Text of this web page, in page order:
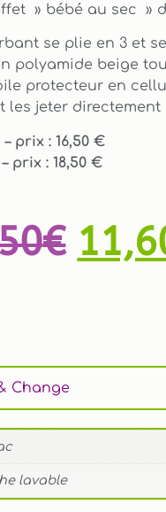
» bébé au sec »
se plie en 3 et
polyamide beige
protecteur en
les jeter
prix : 16,50 €
prix : 18,50 €
€
Change
lavable